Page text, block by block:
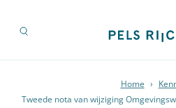
Home ›
Tweede nota van wijziging